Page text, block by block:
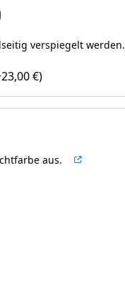
verspiegelt werden.
23,00€)
aus.